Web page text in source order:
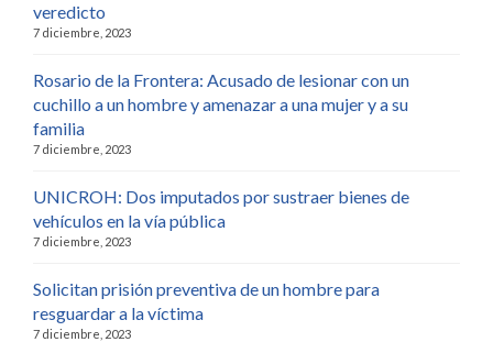
veredicto
7 diciembre, 2023
Rosario de la Frontera: Acusado de lesionar con un
cuchillo a un hombre y amenazar a una mujer y a su
familia
7 diciembre, 2023
UNICROH: Dos imputados por sustraer bienes de
vehículos en la vía pública
7 diciembre, 2023
Solicitan prisión preventiva de un hombre para
resguardar a la víctima
7 diciembre, 2023